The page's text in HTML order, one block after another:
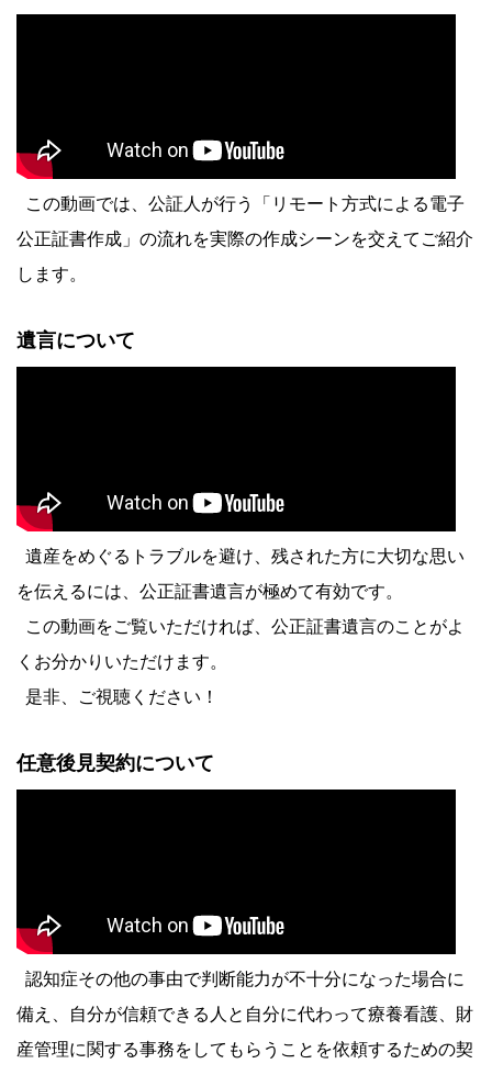
この動画では、公証人が行う「リモート方式による電子
公正証書作成」の流れを実際の作成シーンを交えてご紹介
します。
遺言について
遺産をめぐるトラブルを避け、残された方に大切な思い
を伝えるには、公正証書遺言が極めて有効です。
この動画をご覧いただければ、公正証書遺言のことがよ
くお分かりいただけます。
是非、ご視聴ください！
任意後見契約について
認知症その他の事由で判断能力が不十分になった場合に
備え、自分が信頼できる人と自分に代わって療養看護、財
産管理に関する事務をしてもらうことを依頼するための契